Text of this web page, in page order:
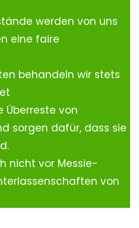
werden von uns
eine faire
behandeln wir stets
Überreste von
sorgen dafür, dass sie
nicht vor Messie-
von